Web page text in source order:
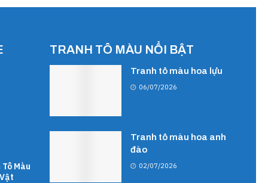
Màu
TRANH TÔ MÀU NỔI BẬT
Tranh tô màu hoa lựu
06/07/2026
Tranh tô màu hoa anh
đào
02/07/2026